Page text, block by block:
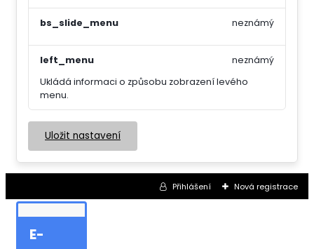
bs_slide_menu neznámý
left_menu
Ukládá informaci o způsobu zobrazení levého
menu.
neznámý
Uložit nastavení
Přihlášení Nová registrace
E-